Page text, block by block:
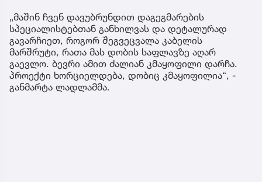
„მაშინ ჩვენ დავუბრუნდით დაგეგმარების
სპეციალისტებთან განხილვას და დეტალურად
გავარჩიეთ, როგორ შეგვეცვალა კაბელის
მარშრუტი, რათა მას დობის საფლავზე აღარ
გაევლო. ბევრი ამით ძალიან კმაყოფილი დარჩა.
პროექტი ხორციელდება, დობიც კმაყოფილია“, -
განმარტა ლადლამმა.